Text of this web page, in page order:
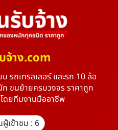
จ้าง.com
รถเทรลเลอร์ และรถ 10 ล้อ
ขนย้ายครบวงจร ราคาถูก
ดยทีมงานมืออาชีพ
เข้าชม : 6